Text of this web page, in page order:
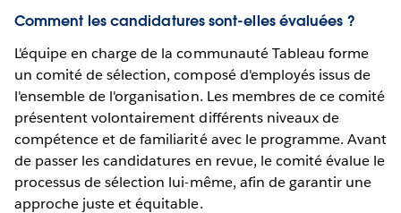
Comment les candidatures sont-elles évaluées ?
L'équipe en charge de la communauté Tableau forme
un comité de sélection, composé d'employés issus de
l'ensemble de l'organisation. Les membres de ce comité
présentent volontairement différents niveaux de
compétence et de familiarité avec le programme. Avant
de passer les candidatures en revue, le comité évalue le
processus de sélection lui-même, afin de garantir une
approche juste et équitable.